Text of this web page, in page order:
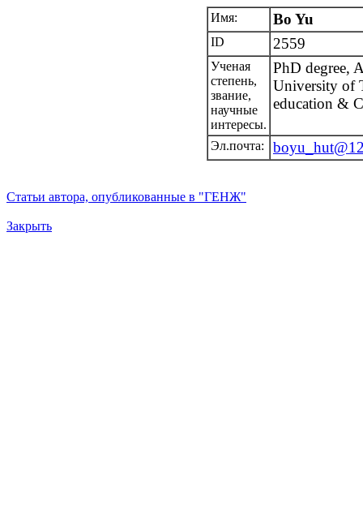
Имя: Bo Yu
ID 2559
Ученая
степень,
звание,
научные
интересы.
PhD degree,
University of
education &
Эл.почта:
Статьи автора, опубликованные в "ГЕНЖ"
Закрыть